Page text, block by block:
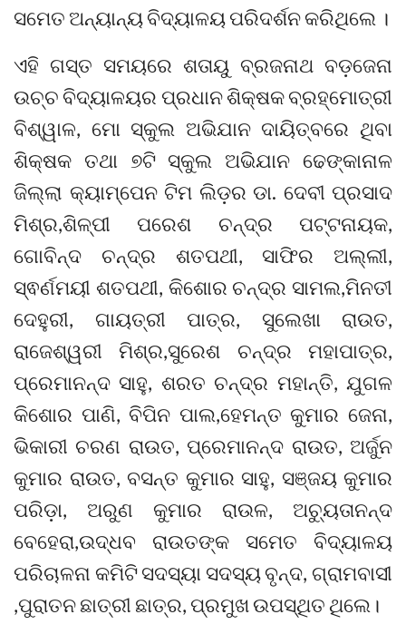
ସମେତ ଅନ୍ୟାନ୍ୟ ବିଦ୍ୟାଳୟ ପରିଦର୍ଶନ କରିଥିଲେ ।
ଏହି ଗସ୍ତ ସମୟରେ ଶତାୟୁ ବ୍ରଜନାଥ ବଡ଼ଜେନା
ଉଚ୍ଚ ବିଦ୍ୟାଳୟର ପ୍ରଧାନ ଶିକ୍ଷକ ବ୍ରହ୍ମୋତ୍ରୀ
ବିଶ୍ୱାଳ, ମୋ ସ୍କୁଲ ଅଭିଯାନ ଦାୟିତ୍ବରେ ଥିବା
ଶିକ୍ଷକ ତଥା ୭ଟି ସ୍କୁଲ ଅଭିଯାନ ଢେଙ୍କାନାଳ
ଜିଲ୍ଲା କ୍ୟାମ୍ପେନ ଟିମ ଲିଡ଼ର ଡା. ଦେବୀ ପ୍ରସାଦ
ମିଶ୍ର,ଶିଳ୍ପୀ ପରେଶ ଚନ୍ଦ୍ର ପଟ୍ଟନାୟକ,
ଗୋବିନ୍ଦ ଚନ୍ଦ୍ର ଶତପଥୀ, ସାଫିର ଅଲ୍ଲୀ,
ସ୍ଵର୍ଣମୟୀ ଶତପଥୀ, କିଶୋର ଚନ୍ଦ୍ର ସାମଲ,ମିନତୀ
ଦେହୁରୀ, ଗାୟତ୍ରୀ ପାତ୍ର, ସୁଲେଖା ରାଉତ,
ରାଜେଶ୍ୱରୀ ମିଶ୍ର,ସୁରେଶ ଚନ୍ଦ୍ର ମହାପାତ୍ର,
ପ୍ରେମାନନ୍ଦ ସାହୁ, ଶରତ ଚନ୍ଦ୍ର ମହାନ୍ତି, ଯୁଗଳ
କିଶୋର ପାଣି, ବିପିନ ପାଲ,ହେମନ୍ତ କୁମାର ଜେନା,
ଭିକାରୀ ଚରଣ ରାଉତ, ପ୍ରେମାନନ୍ଦ ରାଉତ, ଅର୍ଜୁନ
କୁମାର ରାଉତ, ବସନ୍ତ କୁମାର ସାହୁ, ସଞ୍ଜୟ କୁମାର
ପରିଡ଼ା, ଅରୁଣ କୁମାର ରାଉଳ, ଅଚ୍ୟୁତାନନ୍ଦ
ବେହେରା,ଉଦ୍ଧବ ରାଉତଙ୍କ ସମେତ ବିଦ୍ୟାଳୟ
ପରିଚାଳନା କମିଟି ସଦସ୍ୟା ସଦସ୍ୟ ବୃନ୍ଦ, ଗ୍ରାମବାସୀ
,ପୁରାତନ ଛାତ୍ରୀ ଛାତ୍ର, ପ୍ରମୁଖ ଉପସ୍ଥିତ ଥିଲେ।